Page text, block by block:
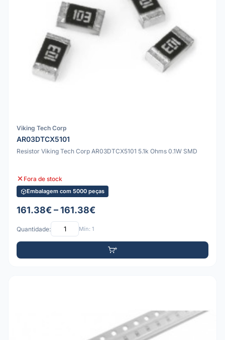
Viking Tech Corp
AR03DTCX5101
Resistor Viking Tech Corp AR03DTCX5101 5.1k Ohms 0.1W SMD
Fora de stock
Embalagem com 5000 peças
161.38€ – 161.38€
Quantidade: Mín: 1